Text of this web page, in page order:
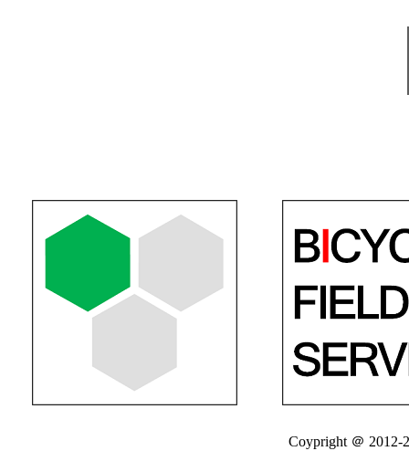
Coypright ＠ 2012-